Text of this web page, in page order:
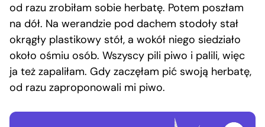
od razu zrobiłam sobie herbatę. Potem poszłam
na dół. Na werandzie pod dachem stodoły stał
okrągły plastikowy stół, a wokół niego siedziało
około ośmiu osób. Wszyscy pili piwo i palili, więc
ja też zapaliłam. Gdy zaczęłam pić swoją herbatę,
od razu zaproponowali mi piwo.